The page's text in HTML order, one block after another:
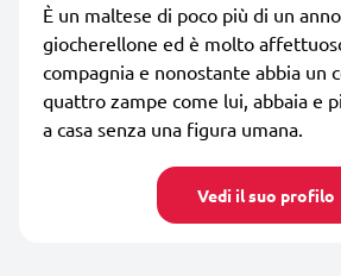
È un maltese di poco più di un
giocherellone ed è molto
compagnia e nonostante abbia un
quattro zampe come lui, abbaia e
a casa senza una figura umana.
Vedi il suo profilo